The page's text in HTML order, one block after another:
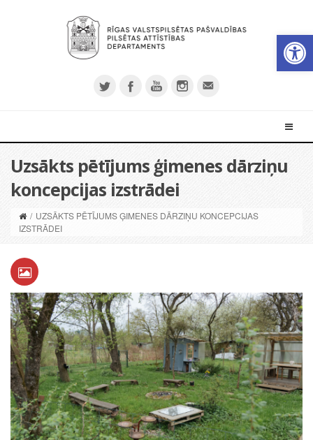
Uzsākts pētījums ģimenes dārziņu
koncepcijas izstrādei
/ UZSĀKTS PĒTĪJUMS ĢIMENES DĀRZIŅU KONCEPCIJAS
IZSTRĀDEI